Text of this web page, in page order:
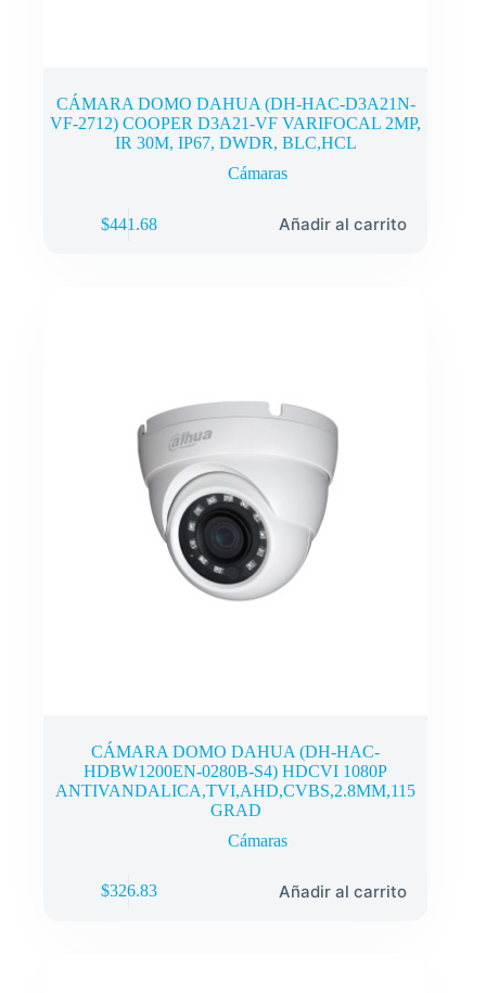
CÁMARA DOMO DAHUA (DH-HAC-D3A21N-
VF-2712) COOPER D3A21-VF VARIFOCAL 2MP,
IR 30M, IP67, DWDR, BLC,HCL
Cámaras
$441.68 Añadir al carrito
CÁMARA DOMO DAHUA (DH-HAC-
HDBW1200EN-0280B-S4) HDCVI 1080P
ANTIVANDALICA,TVI,AHD,CVBS,2.8MM,115
GRAD
Cámaras
$326.83 Añadir al carrito